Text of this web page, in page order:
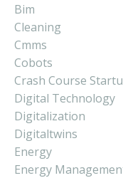
Bim
Cleaning
Cmms
Cobots
Crash Course
Digital Technology
Digitalization
Digitaltwins
Energy
Energy